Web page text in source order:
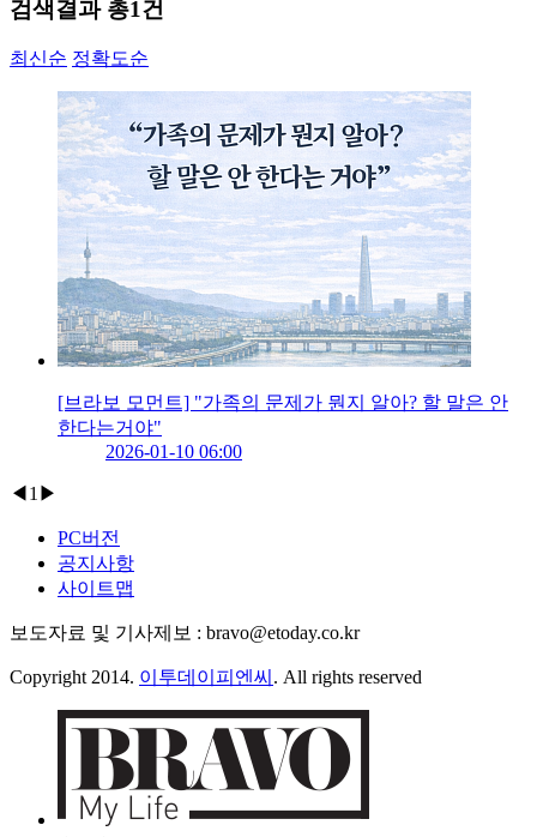
검색결과 총1건
최신순 정확도순
[브라보 모먼트] "가족의 문제가 뭔지 알아? 할 말은 안
한다는거야"
2026-01-10 06:00
◀ 1 ▶
PC버전
공지사항
사이트맵
보도자료 및 기사제보 : bravo@etoday.co.kr
Copyright 2014. 이투데이피엔씨 . All rights reserved